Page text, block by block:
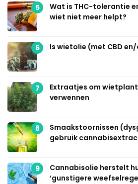
5
Wat is THC-tolerantie
wiet niet meer helpt?
6 Is wietolie (met CBD
7
Extraatjes om
verwennen
8
Smaakstoornissen
gebruik
9
Cannabisolie herstelt
‘gunstigere